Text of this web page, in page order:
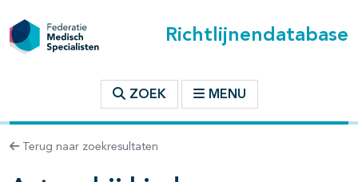
Richtlijnendatabase
ZOEK MENU
Terug naar zoekresultaten
binnen deze richtlijn